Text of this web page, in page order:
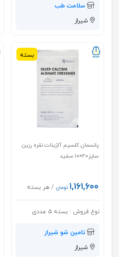
سلامت طب
شیراز
بسته
پانسمان کلسیم آلژینات نقره رزین
سایز۲۰×۱۰ سفید
۱,۱۶۱,۶۰۰ تومان / هر بسته
نوع فروش : بسته ۵ عددی
تامین شو شیراز
شیراز